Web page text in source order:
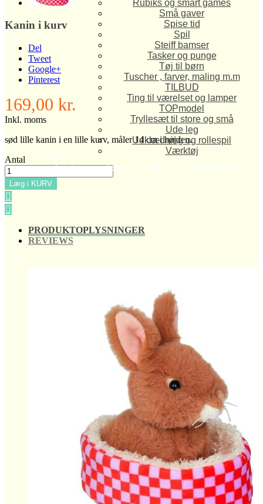
Rubiks og smart games
Små gaver
Spise tid
Spil
Steiff bamser
Tasker og punge
Tøj til børn
Tuscher , farver, maling m.m
TILBUD
Ting til værelset og lamper
TOPmodel
Tryllesæt til store og små
Ude leg
Udklædning og rollespil
Værktøj
legetøj dreng
Kanin i kurv
Del
Tweet
Google+
Pinterest
169,00 kr.
Inkl. moms
sød lille kanin i en lille kurv, måler 14 cm i højden.
Antal
Læg i KURV


PRODUKTOPLYSNINGER
REVIEWS